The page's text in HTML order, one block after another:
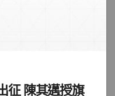
征 陳其邁授旗